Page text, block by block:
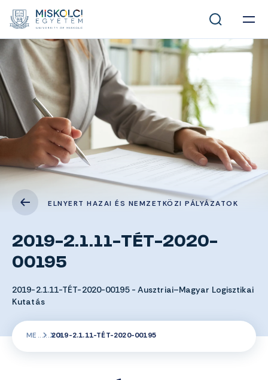
ELNYERT HAZAI ÉS NEMZETKÖZI PÁLYÁZATOK
2019-2.1.11-TÉT-2020-
00195
2019-2.1.11-TÉT-2020-00195 - Ausztriai–Magyar Logisztikai
Kutatás
ME 2019-2.1.11-TÉT-2020-00195